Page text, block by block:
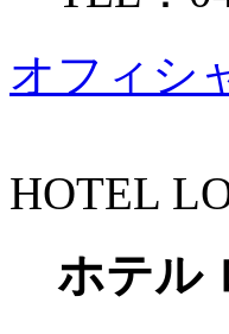
オフィシ
HOTEL
ホテル